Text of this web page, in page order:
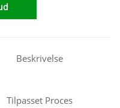
Beskrivelse
Tilpasset Proces